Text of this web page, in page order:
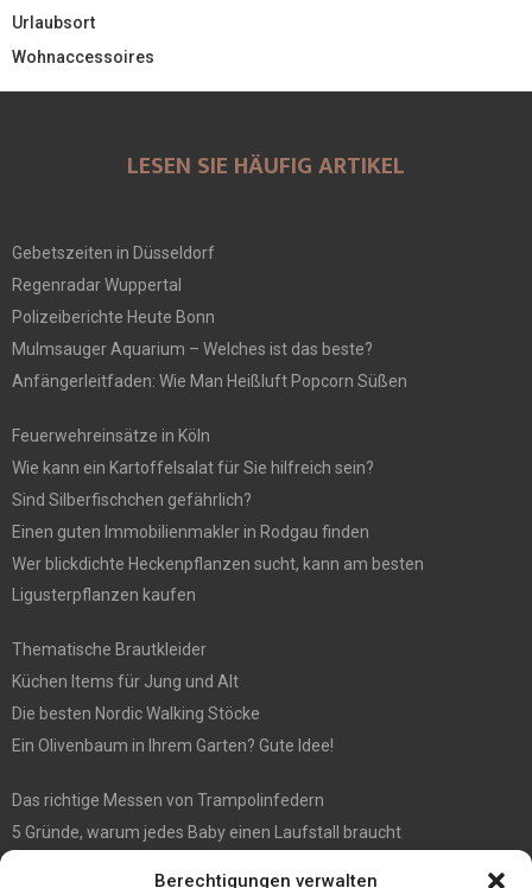
Berechtigungen verwalten
Urlaubsort
Wohnaccessoires
LESEN SIE HÄUFIG ARTIKEL
Gebetszeiten in Düsseldorf
Regenradar Wuppertal
Polizeiberichte Heute Bonn
Mulmsauger Aquarium – Welches ist das beste?
Anfängerleitfaden: Wie Man Heißluft Popcorn Süßen
Feuerwehreinsätze in Köln
Wie kann ein Kartoffelsalat für Sie hilfreich sein?
Sind Silberfischchen gefährlich?
Einen guten Immobilienmakler in Rodgau finden
Wer blickdichte Heckenpflanzen sucht, kann am besten
Ligusterpflanzen kaufen
Thematische Brautkleider
Küchen Items für Jung und Alt
Die besten Nordic Walking Stöcke
Ein Olivenbaum in Ihrem Garten? Gute Idee!
Das richtige Messen von Trampolinfedern
5 Gründe, warum jedes Baby einen Laufstall braucht